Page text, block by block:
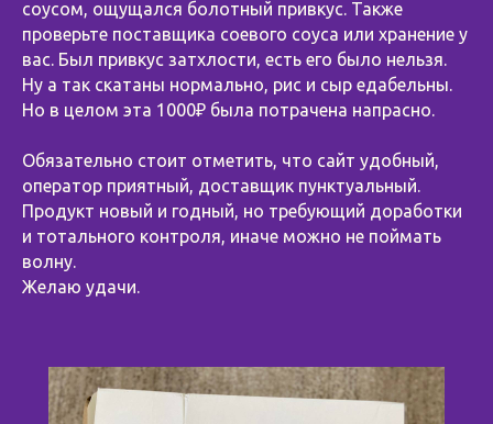
соусом, ощущался болотный привкус. Также
проверьте поставщика соевого соуса или хранение у
вас. Был привкус затхлости, есть его было нельзя.
Ну а так скатаны нормально, рис и сыр едабельны.
Но в целом эта 1000₽ была потрачена напрасно.
Обязательно стоит отметить, что сайт удобный,
оператор приятный, доставщик пунктуальный.
Продукт новый и годный, но требующий доработки
и тотального контроля, иначе можно не поймать
волну.
Желаю удачи.